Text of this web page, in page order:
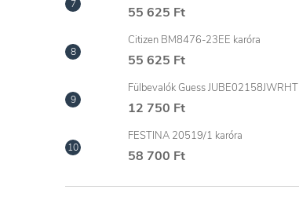
55 625 Ft
Citizen BM8476-23EE karóra
55 625 Ft
Fülbevalók Guess JUBE02158JWRHT
12 750 Ft
FESTINA 20519/1 karóra
58 700 Ft